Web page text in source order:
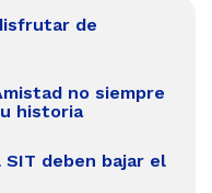
de
no siempre
historia
deben bajar el